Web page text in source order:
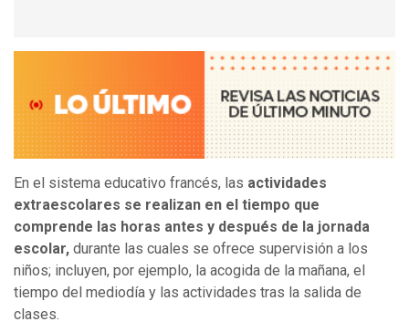
En el sistema educativo francés, las actividades
extraescolares se realizan en el tiempo que
comprende las horas antes y después de la jornada
escolar, durante las cuales se ofrece supervisión a los
niños; incluyen, por ejemplo, la acogida de la mañana, el
tiempo del mediodía y las actividades tras la salida de
clases.